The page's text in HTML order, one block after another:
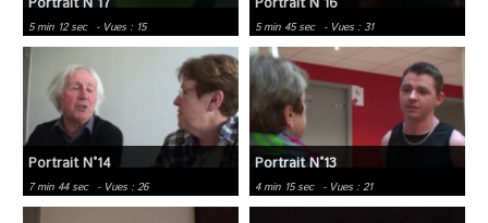
5 min 12 sec - Vues : 15 5 min 45 sec - Vues : 31
Portrait N°14
7 min 44 sec - Vues : 26
Portrait N°13
4 min 15 sec - Vues : 21